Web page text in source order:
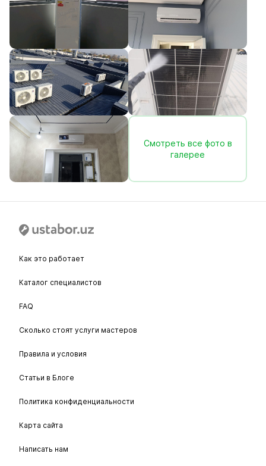
Смотреть все фото в
галерее
Как это работает
Каталог специалистов
FAQ
Сколько стоят услуги мастеров
Правила и условия
Статьи в Блоге
Политика конфиденциальности
Карта сайта
Написать нам